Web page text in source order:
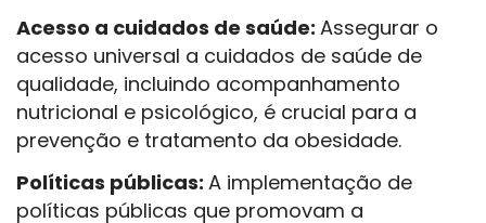
Acesso a cuidados de saúde: Assegurar o
acesso universal a cuidados de saúde de
qualidade, incluindo acompanhamento
nutricional e psicológico, é crucial para a
prevenção e tratamento da obesidade.
Políticas públicas: A implementação de
políticas públicas que promovam a